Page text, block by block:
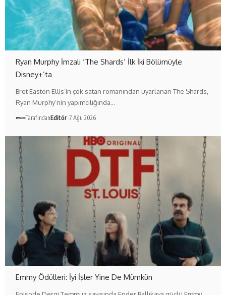
Ryan Murphy İmzalı ‘The Shards’ İlk İki Bölümüyle
Disney+’ta
Bret Easton Ellis’in çok satan romanından uyarlanan The Shards,
Ryan Murphy’nin yapımcılığında…
TarafındanEditör 7 Ağu 2026
Emmy Ödülleri: İyi İşler Yine De Mümkün